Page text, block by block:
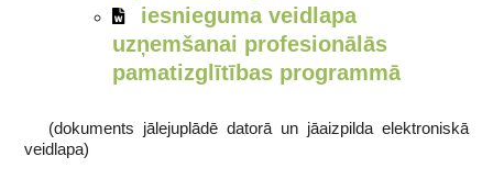
iesnieguma veidlapa
uzņemšanai profesionālās
pamatizglītības programmā
(dokuments jālejuplādē datorā un jāaizpilda elektroniskā
veidlapa)